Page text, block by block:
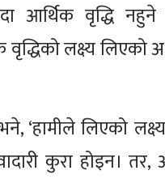
आर्थिक वृद्धि
लक्ष्य लिएको
‘हामीले लिएको
कुरा होइन। तर,